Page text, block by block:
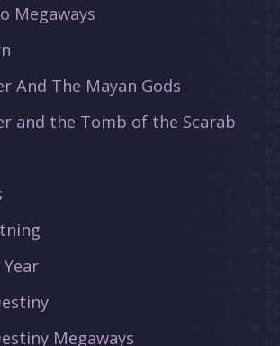
Megaways
And The Mayan Gods
and the Tomb of the Scarab
Megaways